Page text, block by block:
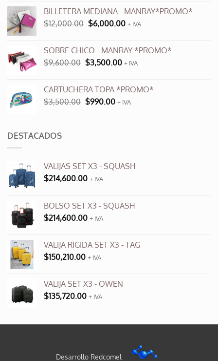
era:
$10,900.00.
es:
$6,000.00.
BILLETERA MEDIANA - MANRAY*PROMO*
$12,000.00 El
era:
$12,000.00.
$6,000.00El
es:
$6,000.00.
+ IVA
SOBRE CHICO - MANRAY *PROMO*
$9,600.00 El
era:
$9,600.00.
$3,500.00El
es:
$3,500.00.
+ IVA
CARTUCHERA TOPA *PROMO*
$3,500.00 El
$990.00El+ IVA
DESTACADOS
VALIJAS SET X3 - SQUASH
$214,600.00 + IVA
BOLSO SET X3 - SQUASH
$214,600.00 + IVA
VALIJA RIGIDA SET X3 - TAG
$150,210.00 + IVA
VALIJA SET X3 - OWEN
$135,720.00 + IVA
Desarrollo Redcomel